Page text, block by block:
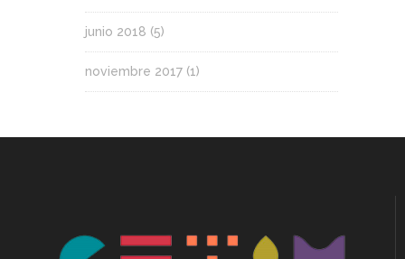
junio 2018 (5)
noviembre 2017 (1)